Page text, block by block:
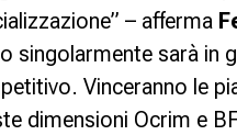
” – afferma
singolarmente sarà in
Vinceranno le
dimensioni Ocrim e